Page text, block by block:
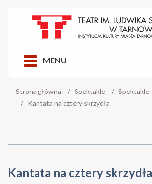
MENU
Strona główna Spektakle
Spektakle
Kantata na cztery skrzydła
Kantata na cztery skrzydła